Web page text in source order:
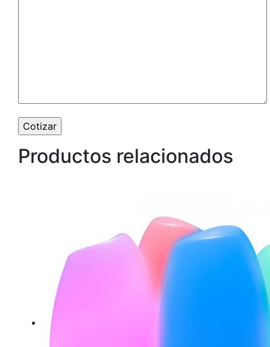
Productos relacionados